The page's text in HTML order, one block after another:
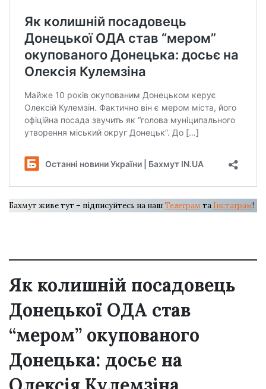
Бахмут живе тут – підписуйтесь на нашТелеграм та Інстаграм!
Як колишній посадовець
Донецької ОДА став
“мером” окупованого
Донецька: досьє на